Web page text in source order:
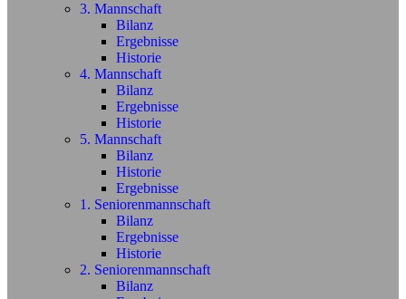
3. Mannschaft
Bilanz
Ergebnisse
Historie
4. Mannschaft
Bilanz
Ergebnisse
Historie
5. Mannschaft
Bilanz
Historie
Ergebnisse
1. Seniorenmannschaft
Bilanz
Ergebnisse
Historie
2. Seniorenmannschaft
Bilanz